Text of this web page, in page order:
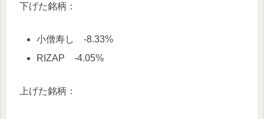
下げた銘柄：
小僧寿し -8.33%
RIZAP -4.05%
上げた銘柄：